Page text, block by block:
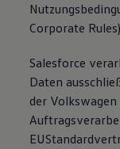
Corporate
Salesforce
Daten
der